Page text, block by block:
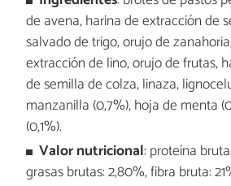
de avena, harina de extracción de
salvado de trigo, orujo de
extracción de lino, orujo de frutas,
de semilla de colza, linaza,
manzanilla (0,7%), hoja de menta
(0,1%).
Valor nutricional: proteína
grasas brutas: 2,80%, fibra bruta: